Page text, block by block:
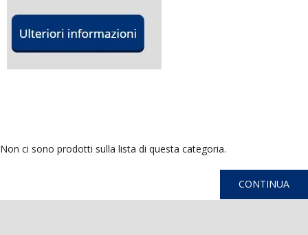
Non ci sono prodotti sulla lista di questa categoria.
CONTINUA